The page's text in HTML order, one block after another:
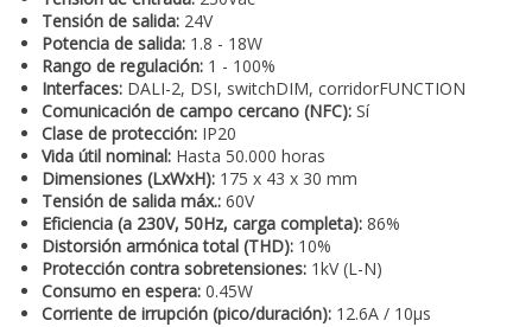
Tensión de salida: 24V
Potencia de salida: 1.8 - 18W
Rango de regulación: 1 - 100%
Interfaces: DALI-2, DSI, switchDIM, corridorFUNCTION
Comunicación de campo cercano (NFC): Sí
Clase de protección: IP20
Vida útil nominal: Hasta 50.000 horas
Dimensiones (LxWxH): 175 x 43 x 30 mm
Tensión de salida máx.: 60V
Eficiencia (a 230V, 50Hz, carga completa): 86%
Distorsión armónica total (THD): 10%
Protección contra sobretensiones: 1kV (L-N)
Consumo en espera: 0.45W
Corriente de irrupción (pico/duración): 12.6A / 10µs